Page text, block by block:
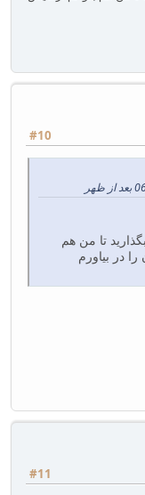
#10
تا من هم
در بیاورم
#11